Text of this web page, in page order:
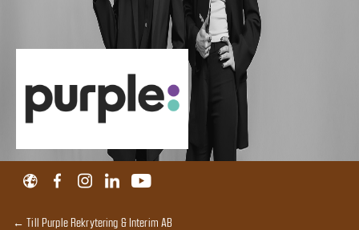
← Till Purple Rekrytering & Interim AB